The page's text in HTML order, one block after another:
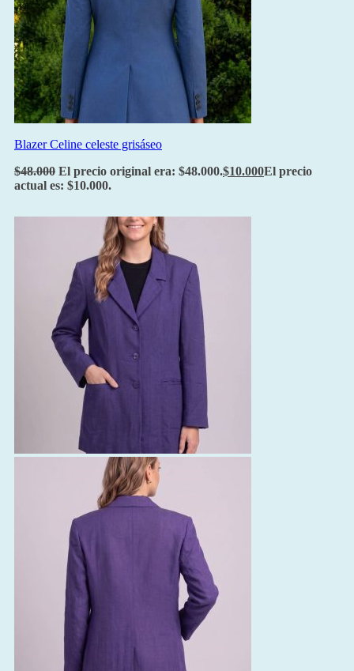
Blazer Celine celeste grisáseo
$48.000 El precio original era: $48.000.$10.000El precio
actual es: $10.000.